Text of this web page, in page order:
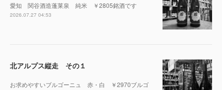
愛知 関谷酒造蓬莱泉 純米 ￥2805銘酒です
2026.07.27 04:53
北アルプス縦走 その１
お求めやすいブルゴーニュ 赤・白 ￥2970ブルゴ